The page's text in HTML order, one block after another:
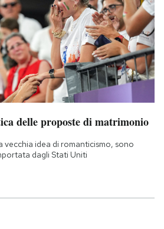
delle proposte di matrimonio
vecchia idea di romanticismo, sono
dagli Stati Uniti